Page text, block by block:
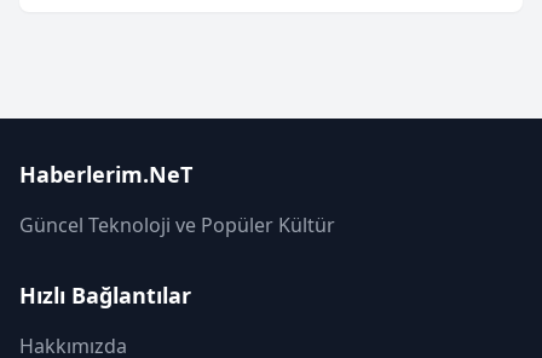
Haberlerim.NeT
Güncel Teknoloji ve Popüler Kültür
Hızlı Bağlantılar
Hakkımızda